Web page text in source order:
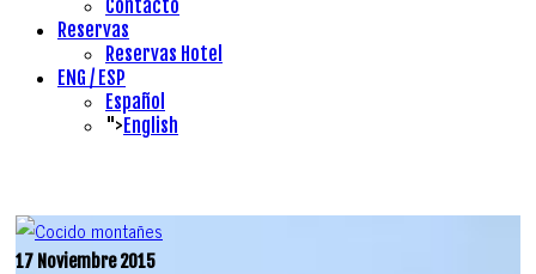
Contacto
Reservas
Reservas Hotel
ENG / ESP
Español
"> English
17 Noviembre 2015